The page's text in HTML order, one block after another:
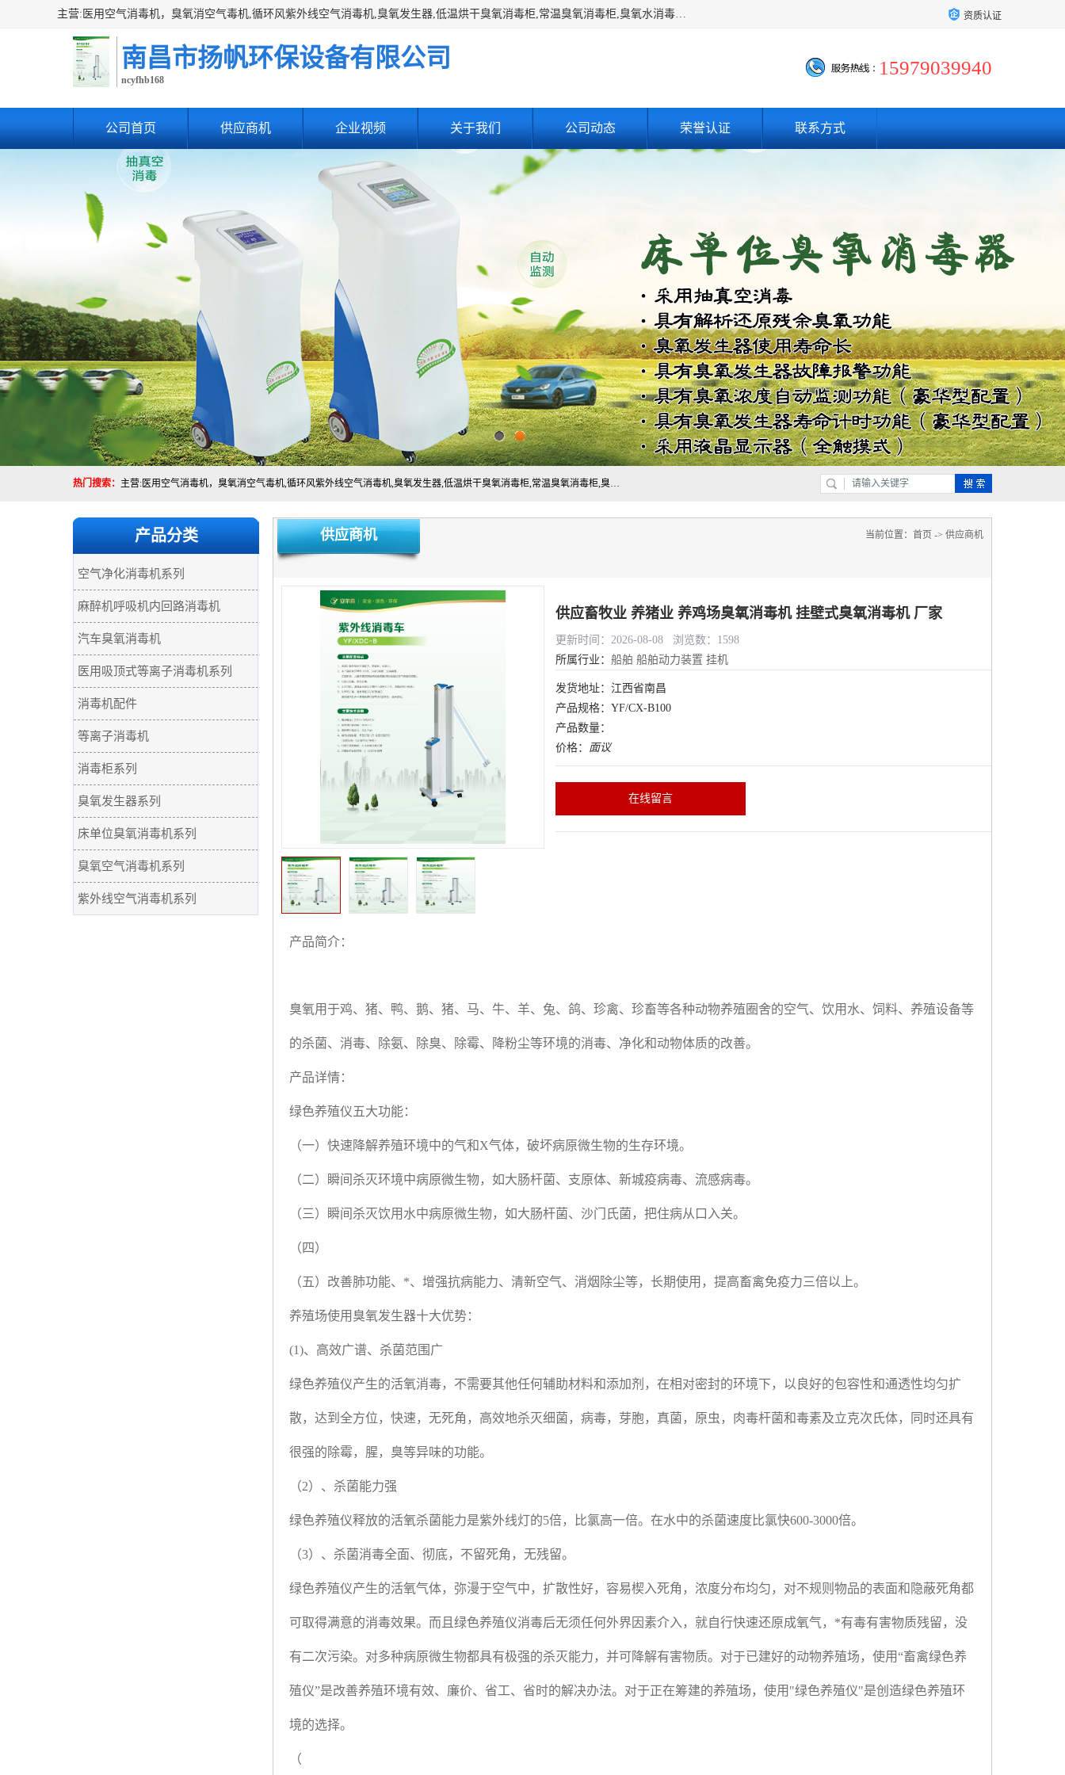
主营:医用空气消毒机，臭氧消空气毒机,循环风紫外线空气消毒机,臭氧发生器,低温烘干臭氧消毒柜,常温臭氧消毒柜,臭氧水消毒机,管道容器臭氧消毒机,内置式臭氧消毒机,外置式臭氧消毒机,床单位臭氧消毒器。医用工作服灭菌柜，医用拖鞋消毒柜,麻醉机内管路消毒机，呼吸机回路消毒机 资质认证
南昌市扬帆环保设备有限公司
ncyfhb168
15979039940
公司首页 供应商机 企业视频 关于我们 公司动态 荣誉认证 联系方式
热门搜索： 主营:医用空气消毒机，臭氧消空气毒机,循环风紫外线空气消毒机,臭氧发生器,低温烘干臭氧消毒柜,常温臭氧消毒柜,臭氧水消毒机,管道容器臭氧消毒机,内置式臭氧消毒机,外置式臭氧消毒机,床单位臭氧消毒器。医用工作服灭菌柜，医用拖鞋消毒柜,麻醉机内管路消毒机，呼吸机回路消毒机
产品分类
空气净化消毒机系列
麻醉机呼吸机内回路消毒机
汽车臭氧消毒机
医用吸顶式等离子消毒机系列
消毒机配件
等离子消毒机
消毒柜系列
臭氧发生器系列
床单位臭氧消毒机系列
臭氧空气消毒机系列
紫外线空气消毒机系列
供应商机 当前位置： 首页 -> 供应商机
供应畜牧业 养猪业 养鸡场臭氧消毒机 挂壁式臭氧消毒机 厂家
更新时间：2026-08-08 浏览数：1598
所属行业： 船舶 船舶动力装置 挂机
发货地址：江西省南昌
产品规格：YF/CX-B100
产品数量：
价格： 面议
在线留言
产品简介：
臭氧用于鸡、猪、鸭、鹅、猪、马、牛、羊、兔、鸽、珍禽、珍畜等各种动物养殖圈舍的空气、饮用水、饲料、养殖设备等
的杀菌、消毒、除氨、除臭、除霉、降粉尘等环境的消毒、净化和动物体质的改善。
产品详情：
绿色养殖仪五大功能：
（一）快速降解养殖环境中的气和X气体，破坏病原微生物的生存环境。
（二）瞬间杀灭环境中病原微生物，如大肠杆菌、支原体、新城疫病毒、流感病毒。
（三）瞬间杀灭饮用水中病原微生物，如大肠杆菌、沙门氏菌，把住病从口入关。
（四）
（五）改善肺功能、*、增强抗病能力、清新空气、消烟除尘等，长期使用，提高畜禽免疫力三倍以上。
养殖场使用臭氧发生器十大优势：
(1)、高效广谱、杀菌范围广
绿色养殖仪产生的活氧消毒，不需要其他任何辅助材料和添加剂，在相对密封的环境下，以良好的包容性和通透性均匀扩
散，达到全方位，快速，无死角，高效地杀灭细菌，病毒，芽胞，真菌，原虫，肉毒杆菌和毒素及立克次氏体，同时还具有
很强的除霉，腥，臭等异味的功能。
（2）、杀菌能力强
绿色养殖仪释放的活氧杀菌能力是紫外线灯的5倍，比氯高一倍。在水中的杀菌速度比氯快600-3000倍。
（3）、杀菌消毒全面、彻底，不留死角，无残留。
绿色养殖仪产生的活氧气体，弥漫于空气中，扩散性好，容易楔入死角，浓度分布均匀，对不规则物品的表面和隐蔽死角都
可取得满意的消毒效果。而且绿色养殖仪消毒后无须任何外界因素介入，就自行快速还原成氧气，*有毒有害物质残留，没
有二次污染。对多种病原微生物都具有极强的杀灭能力，并可降解有害物质。对于已建好的动物养殖场，使用“畜禽绿色养
殖仪”是改善养殖环境有效、廉价、省工、省时的解决办法。对于正在筹建的养殖场，使用 "绿色养殖仪"是创造绿色养殖环
境的选择。
（